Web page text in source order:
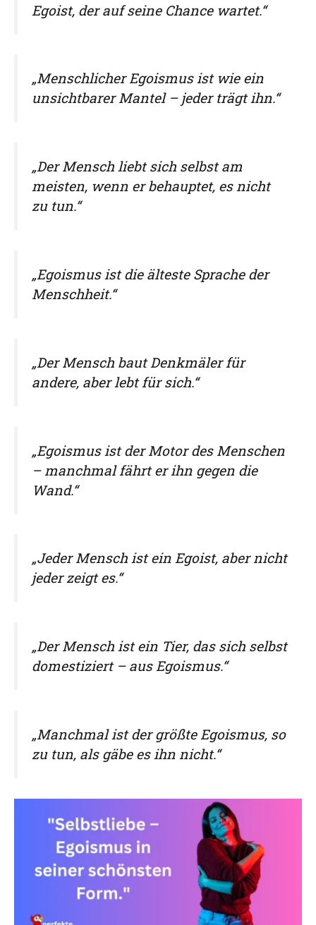
Egoist, der auf seine Chance wartet.“
„Menschlicher Egoismus ist wie ein
unsichtbarer Mantel – jeder trägt ihn.“
„Der Mensch liebt sich selbst am
meisten, wenn er behauptet, es nicht
zu tun.“
„Egoismus ist die älteste Sprache der
Menschheit.“
„Der Mensch baut Denkmäler für
andere, aber lebt für sich.“
„Egoismus ist der Motor des Menschen
– manchmal fährt er ihn gegen die
Wand.“
„Jeder Mensch ist ein Egoist, aber nicht
jeder zeigt es.“
„Der Mensch ist ein Tier, das sich selbst
domestiziert – aus Egoismus.“
„Manchmal ist der größte Egoismus, so
zu tun, als gäbe es ihn nicht.“